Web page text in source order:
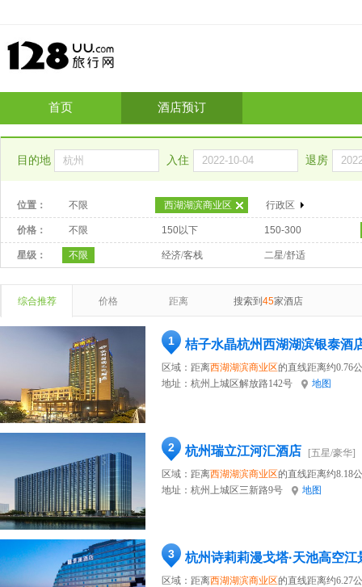
首页 酒店预订
目的地 入住 退房
位置： 不限 西湖湖滨商业区 行政区
价格： 不限 150以下 150-300
星级： 不限 经济/客栈 二星/舒适
综合推荐 价格 距离 搜索到 45家酒店
1 桔子水晶杭州西湖湖滨银泰酒
区域：距离西湖湖滨商业区的直线距离约0.76
地址： 杭州上城区解放路142号 地图
2 杭州瑞立江河汇酒店
[五星/豪华]
区域：距离西湖湖滨商业区的直线距离约8.18
地址： 杭州上城区三新路9号 地图
3 杭州诗莉莉漫戈塔·天池高空江
区域：距离西湖湖滨商业区的直线距离约6.27